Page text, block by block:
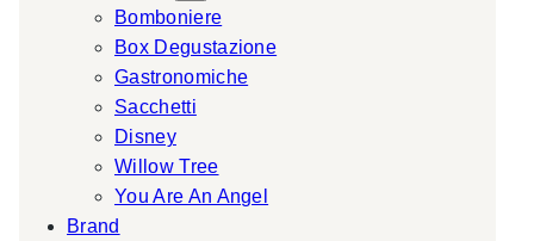
Bomboniere
Box Degustazione
Gastronomiche
Sacchetti
Disney
Willow Tree
You Are An Angel
Brand